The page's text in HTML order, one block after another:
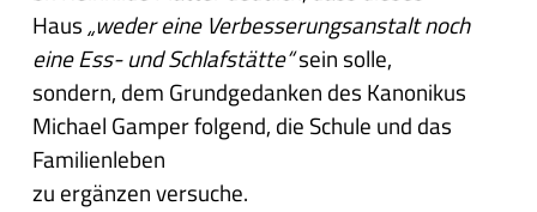
Haus„weder eine Verbesserungsanstalt noch
eine Ess- undSchlafstätte“sein solle,
sondern, dem Grundgedanken des Kanonikus
Michael Gamper folgend, die Schule und das
Familienleben
zu ergänzen versuche.